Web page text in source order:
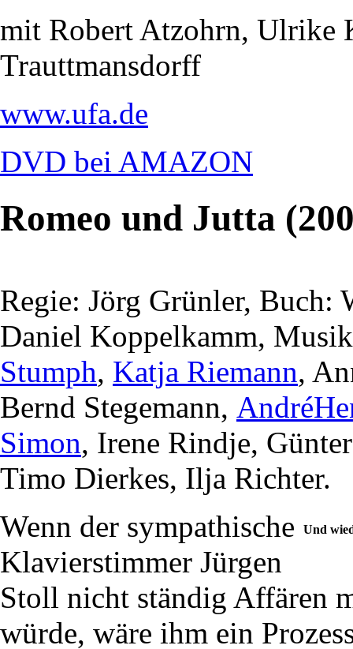
mit Robert Atzohrn, Ulrike
Trauttmansdorff
www.ufa.de
DVD bei AMAZON
Romeo und Jutta
Regie: Jörg Grünler, Buch:
Daniel Koppelkamm,
Stumph, Katja Riemann,
Bernd Stegemann,
Simon, Irene Rindje,
Timo Dierkes, Ilja Richter.
Und
Wenn der sympathische
Klavierstimmer Jürgen
Stoll nicht ständig Affären
würde, wäre ihm ein